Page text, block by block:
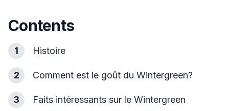
Contents
1 Histoire
2 Comment est le goût du Wintergreen?
3 Faits intéressants sur le Wintergreen